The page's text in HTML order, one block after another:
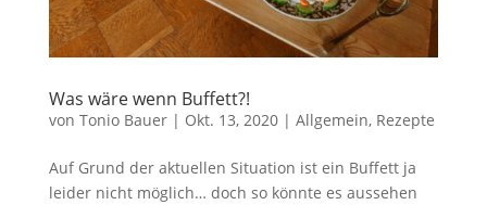
Was wäre wenn Buffett?!
von Tonio Bauer| Okt. 13, 2020| Allgemein, Rezepte
Auf Grund der aktuellen Situation ist ein Buffett ja
leider nicht möglich… doch so könnte es aussehen